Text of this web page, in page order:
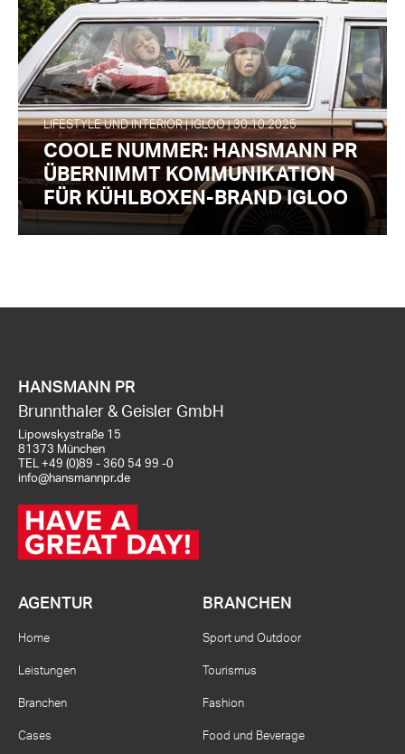
LIFESTYLE UND INTERIOR | IGLOO | 30.10.2025
COOLE NUMMER: HANSMANN PR
ÜBERNIMMT KOMMUNIKATION
FÜR KÜHLBOXEN-BRAND IGLOO
HANSMANN PR
Brunnthaler & Geisler GmbH
Lipowskystraße 15
81373 München
TEL +49 (0)89 - 360 54 99 -0
info@hansmannpr.de
AGENTUR
Home
Leistungen
Branchen
Cases
BRANCHEN
Sport und Outdoor
Tourismus
Fashion
Food und Beverage